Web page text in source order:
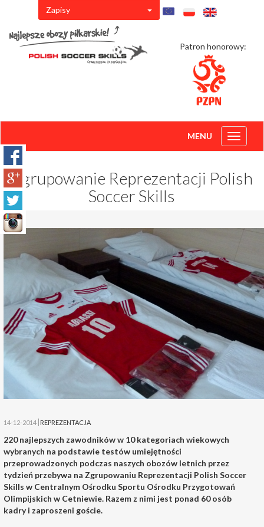
Zapisy
Patron honorowy:
Toggle
MENU
Zgrupowanie Reprezentacji Polish
Soccer Skills
14-12-2014 REPREZENTACJA
220 najlepszych zawodników w 10 kategoriach wiekowych
wybranych na podstawie testów umiejętności
przeprowadzonych podczas naszych obozów letnich przez
tydzień przebywa na Zgrupowaniu Reprezentacji Polish Soccer
Skills w Centralnym Ośrodku Sportu Ośrodku Przygotowań
Olimpijskich w Cetniewie. Razem z nimi jest ponad 60 osób
kadry i zaproszeni goście.